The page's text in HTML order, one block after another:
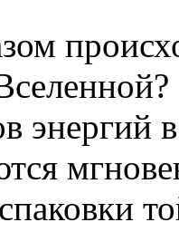
энергий